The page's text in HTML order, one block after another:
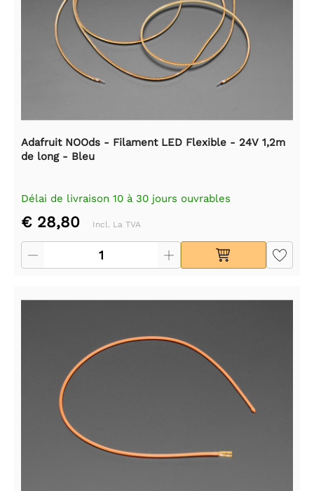
Adafruit NOOds - Filament LED Flexible - 24V 1,2m
de long - Bleu
Délai de livraison 10 à 30 jours ouvrables
€ 28,80 Incl. La TVA